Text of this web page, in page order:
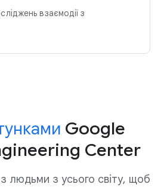
взаємодії з
Google
Center
людьми з усього світу, щоб